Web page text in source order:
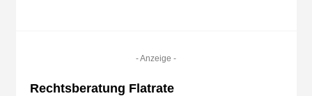
- Anzeige -
Rechtsberatung Flatrate